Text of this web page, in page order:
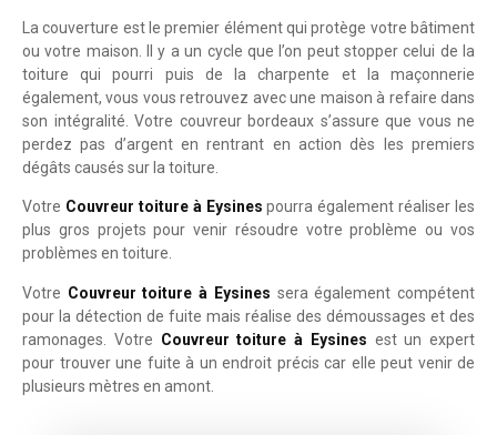
La couverture est le premier élément qui protège votre bâtiment
ou votre maison. Il y a un cycle que l’on peut stopper celui de la
toiture qui pourri puis de la charpente et la maçonnerie
également, vous vous retrouvez avec une maison à refaire dans
son intégralité. Votre couvreur bordeaux s’assure que vous ne
perdez pas d’argent en rentrant en action dès les premiers
dégâts causés sur la toiture.
Votre Couvreur toiture à Eysines pourra également réaliser les
plus gros projets pour venir résoudre votre problème ou vos
problèmes en toiture.
Votre Couvreur toiture à Eysines sera également compétent
pour la détection de fuite mais réalise des démoussages et des
ramonages. Votre Couvreur toiture à Eysines est un expert
pour trouver une fuite à un endroit précis car elle peut venir de
plusieurs mètres en amont.